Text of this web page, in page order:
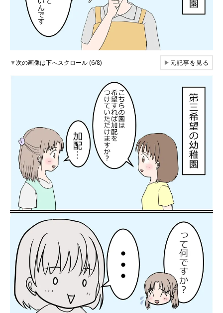
▼次の画像は下へスクロール (6/8) ▶元記事を見る